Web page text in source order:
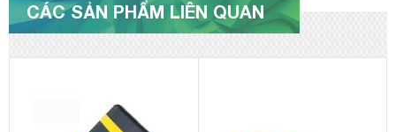
CÁC SẢN PHẨM LIÊN QUAN